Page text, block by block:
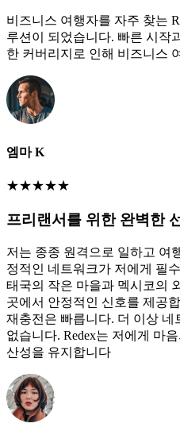
비즈니스 여행자를 자주 찾는
루션이 되었습니다. 빠른 시작
한 커버리지로 인해 비즈니스
엠마 K
★★★★★
프리랜서를 위한 완벽한
저는 종종 원격으로 일하고 여
정적인 네트워크가 저에게 필
태국의 작은 마을과 멕시코의
곳에서 안정적인 신호를 제공
재충전은 빠릅니다. 더 이상
없습니다. Redex는 저에게 마
산성을 유지합니다